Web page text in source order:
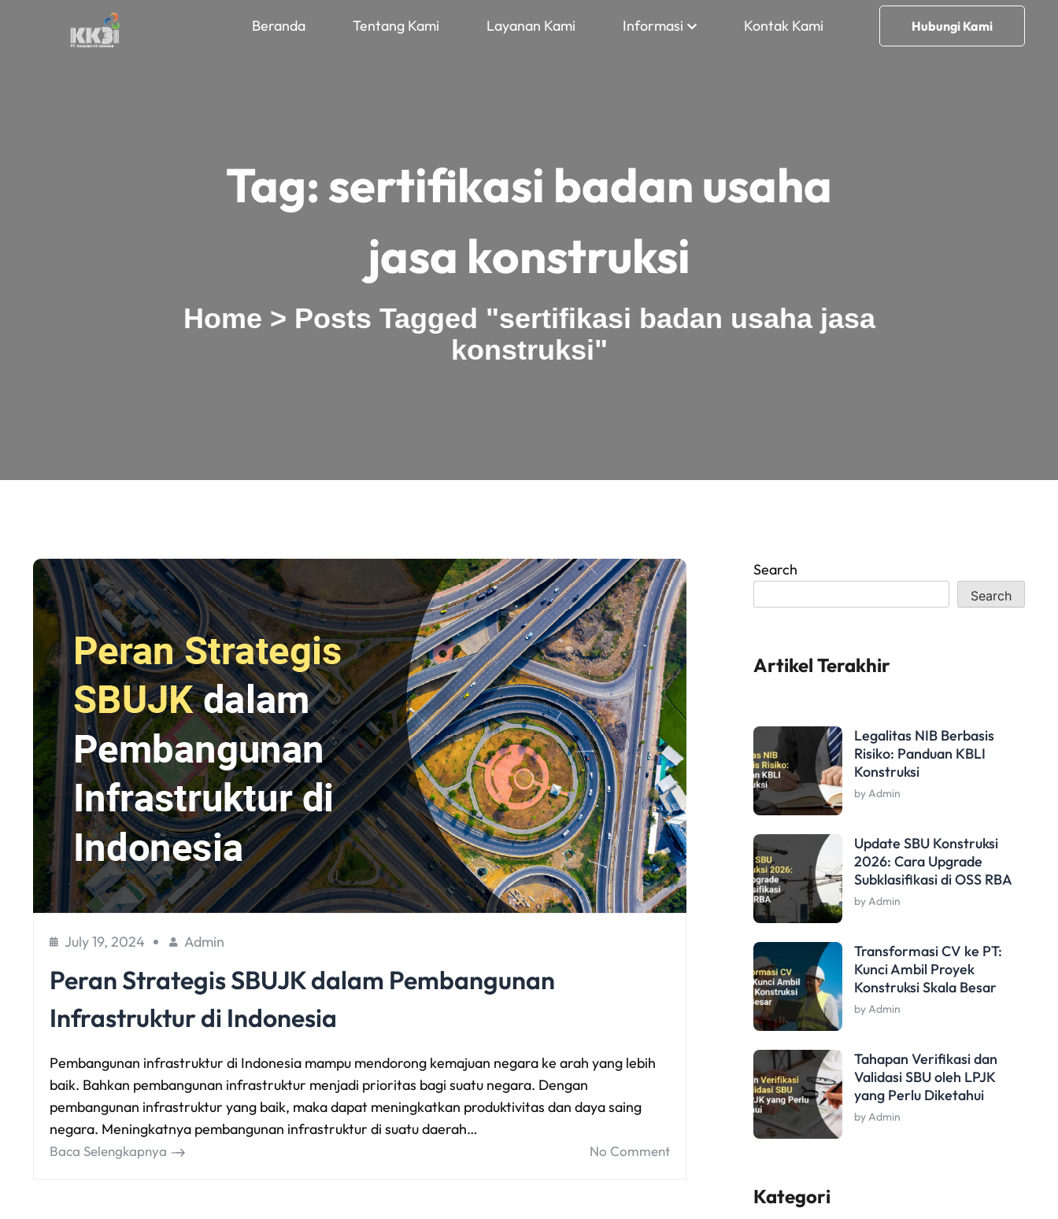
Beranda Tentang Kami Layanan Kami Informasi Kontak Kami Hubungi Kami
Tag:sertifikasi badan usaha
jasa konstruksi
Home > Posts Tagged "sertifikasi badan usaha jasa
konstruksi"
July 19, 2024 Admin
Peran Strategis SBUJK dalam Pembangunan
Infrastruktur di Indonesia
Pembangunan infrastruktur di Indonesia mampu mendorong kemajuan negara ke arah yang lebih
baik. Bahkan pembangunan infrastruktur menjadi prioritas bagi suatu negara. Dengan
pembangunan infrastruktur yang baik, maka dapat meningkatkan produktivitas dan daya saing
negara. Meningkatnya pembangunan infrastruktur di suatu daerah…
Baca Selengkapnya No Comment
Search
Search
Artikel Terakhir
Legalitas NIB Berbasis
Risiko: Panduan KBLI
Konstruksi
by Admin
Update SBU Konstruksi
2026: Cara Upgrade
Subklasifikasi di OSS RBA
by Admin
Transformasi CV ke PT:
Kunci Ambil Proyek
Konstruksi Skala Besar
by Admin
Tahapan Verifikasi dan
Validasi SBU oleh LPJK
yang Perlu Diketahui
by Admin
Kategori